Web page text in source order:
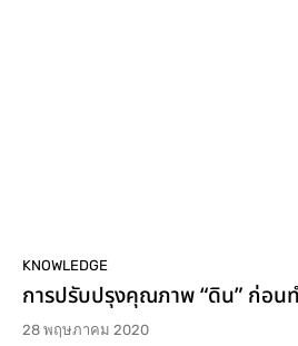
KNOWLEDGE
การปรับปรุงคุณภาพ “ดิน” ก่อน
28 พฤษภาคม 2020